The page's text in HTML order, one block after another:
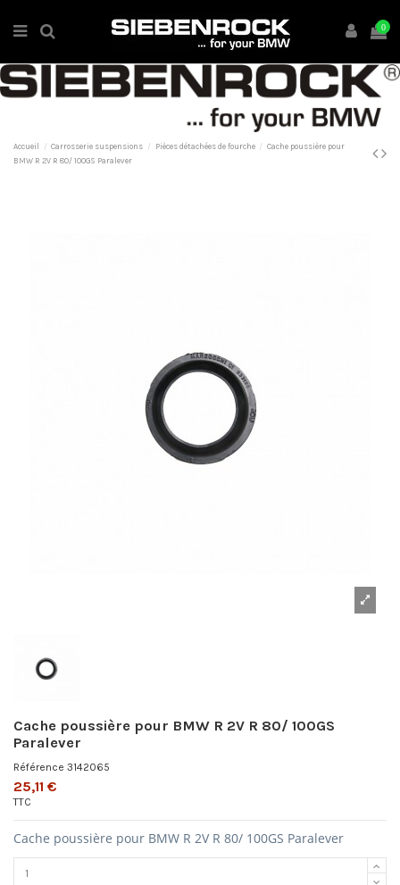
0
Accueil Carrosserie suspensions Pièces détachées de fourche
Cache poussière pour
BMW R 2V R 80/ 100GS Paralever
Cache poussière pour BMW R 2V R 80/ 100GS
Paralever
Référence 3142065
25,11 €
TTC
Cache poussière pour BMW R 2V R 80/ 100GS Paralever